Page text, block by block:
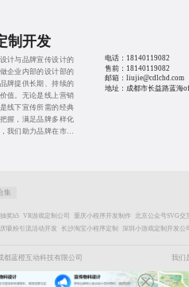
制开发
计与品牌宣传设计的
企业内部的设计部的
牌提供长期、持续的
值。无论是线上营销
线下宣传所需的经典
握，满足品牌多样化
我们助力品牌在市场
电话： 18140119082
售前： 18140119082
邮箱：liujie@cdlchd.com
地址：成都市长益路蓝海
集
抽奖h5 VR游戏定制公司 重庆小程序开发制作 北京公众号SVG交
吸粉引流活动开发 长沙淘宝小程序定制 深圳小游戏定制开发公
都蓝橙互动科技有限公司 我们